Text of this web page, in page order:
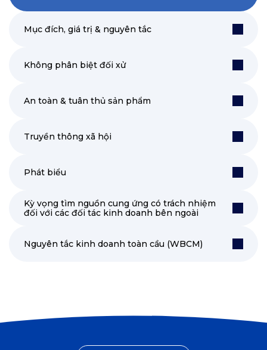
Mục đích, giá trị & nguyên tắc
Không phân biệt đối xử
An toàn & tuân thủ sản phẩm
Truyền thông xã hội
Phát biểu
Kỳ vọng tìm nguồn cung ứng có trách nhiệm
đối với các đối tác kinh doanh bên ngoài
Nguyên tắc kinh doanh toàn cầu (WBCM)